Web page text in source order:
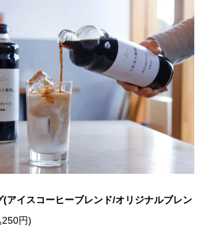
(アイスコーヒーブレンド/オリジナルブレン
円)